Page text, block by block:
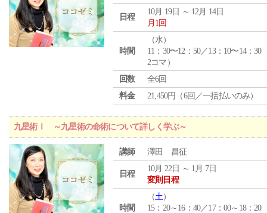
日程
10月 19日 ～ 12月 14日
月1回
時間
（水）
11：30〜12：50／13：10〜14：30
2コマ）
回数
全6回
料金
21,450円（6回／一括払いのみ）
九星術Ⅰ ～九星術の命術について詳しく学ぶ～
講師 澤田 昌征
日程
10月 22日 ～ 1月 7日
変則日程
時間
（土）
15：20～16：40／17：00～18：20